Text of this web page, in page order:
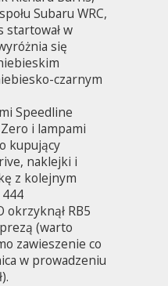
Subaru WRC,
startował w
się
czarnym
Speedline
i lampami
kupujący
naklejki i
z kolejnym
okrzyknął RB5
(warto
zawieszenie co
w prowadzeniu